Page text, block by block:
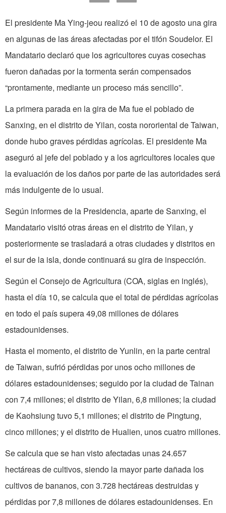
El presidente Ma Ying-jeou realizó el 10 de agosto una gira
en algunas de las áreas afectadas por el tifón Soudelor. El
Mandatario declaró que los agricultores cuyas cosechas
fueron dañadas por la tormenta serán compensados
“prontamente, mediante un proceso más sencillo”.
La primera parada en la gira de Ma fue el poblado de
Sanxing, en el distrito de Yilan, costa nororiental de Taiwan,
donde hubo graves pérdidas agrícolas. El presidente Ma
aseguró al jefe del poblado y a los agricultores locales que
la evaluación de los daños por parte de las autoridades será
más indulgente de lo usual.
Según informes de la Presidencia, aparte de Sanxing, el
Mandatario visitó otras áreas en el distrito de Yilan, y
posteriormente se trasladará a otras ciudades y distritos en
el sur de la isla, donde continuará su gira de inspección.
Según el Consejo de Agricultura (COA, siglas en inglés),
hasta el día 10, se calcula que el total de pérdidas agrícolas
en todo el país supera 49,08 millones de dólares
estadounidenses.
Hasta el momento, el distrito de Yunlin, en la parte central
de Taiwan, sufrió pérdidas por unos ocho millones de
dólares estadounidenses; seguido por la ciudad de Tainan
con 7,4 millones; el distrito de Yilan, 6,8 millones; la ciudad
de Kaohsiung tuvo 5,1 millones; el distrito de Pingtung,
cinco millones; y el distrito de Hualien, unos cuatro millones.
Se calcula que se han visto afectadas unas 24.657
hectáreas de cultivos, siendo la mayor parte dañada los
cultivos de bananos, con 3.728 hectáreas destruidas y
pérdidas por 7,8 millones de dólares estadounidenses. En